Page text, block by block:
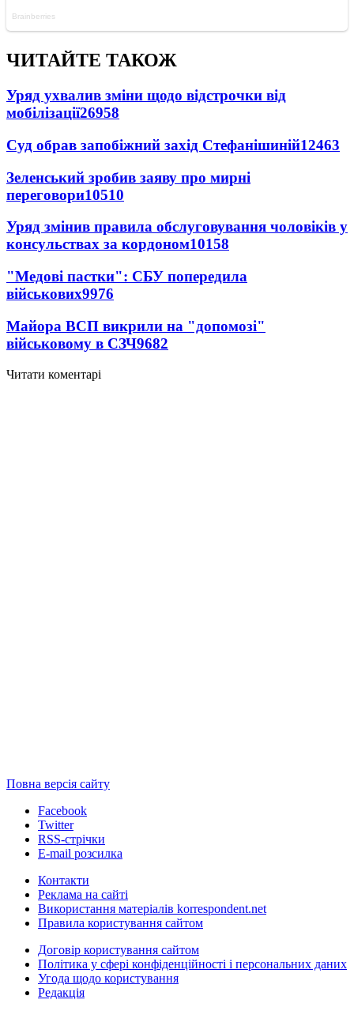
ЧИТАЙТЕ ТАКОЖ
Уряд ухвалив зміни щодо відстрочки від
мобілізації26958
Суд обрав запобіжний захід Стефанішиній12463
Зеленський зробив заяву про мирні
переговори10510
Уряд змінив правила обслуговування чоловіків у
консульствах за кордоном10158
"Медові пастки": СБУ попередила
військових9976
Майора ВСП викрили на "допомозі"
військовому в СЗЧ9682
Читати коментарі
Повна версія сайту
Facebook
Twitter
RSS-стрічки
E-mail розсилка
Контакти
Реклама на сайті
Використання матеріалів korrespondent.net
Правила користування сайтом
Договір користування сайтом
Політика у сфері конфіденційності і персональних даних
Угода щодо користування
Редакція